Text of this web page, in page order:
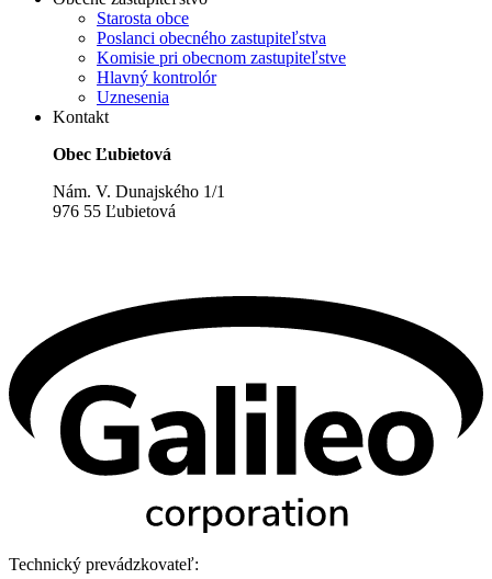
Starosta obce
Poslanci obecného zastupiteľstva
Komisie pri obecnom zastupiteľstve
Hlavný kontrolór
Uznesenia
Kontakt
Obec Ľubietová
Nám. V. Dunajského 1/1
976 55 Ľubietová
Technický prevádzkovateľ: